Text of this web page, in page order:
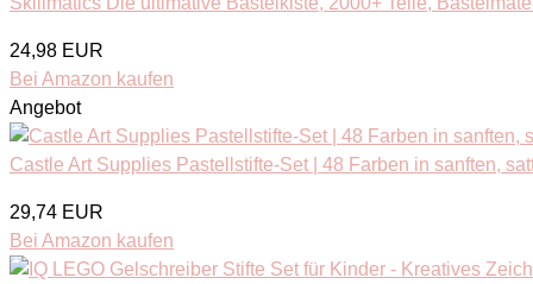
24,98 EUR
Bei Amazon kaufen
Angebot
Castle Art Supplies Pastellstifte-Set | 48 Farben in sanften,
29,74 EUR
Bei Amazon kaufen